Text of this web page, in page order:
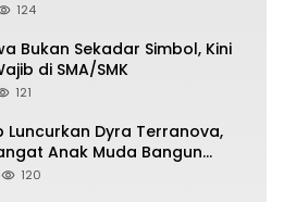
124
Bukan Sekadar Simbol, Kini
di SMA/SMK
121
Luncurkan Dyra Terranova,
Anak Muda Bangun
Properti Batam
120